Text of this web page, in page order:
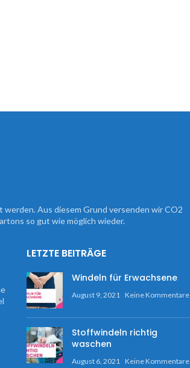
Aus diesem Grund versenden wir CO2
so gut wie möglich wieder.
LETZTE BEITRÄGE
Windeln für Erwachsene
August 9, 2021 Keine Kommentare
Stoffwindeln richtig
waschen
August 6, 2021 Keine Kommentare